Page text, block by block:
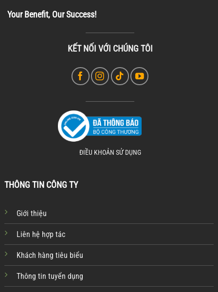
Your Benefit, Our Success!
KẾT NỐI VỚI CHÚNG TÔI
ĐIỀU KHOẢN SỬ DỤNG
THÔNG TIN CÔNG TY
Giới thiệu
Liên hệ hợp tác
Khách hàng tiêu biểu
Thông tin tuyển dụng